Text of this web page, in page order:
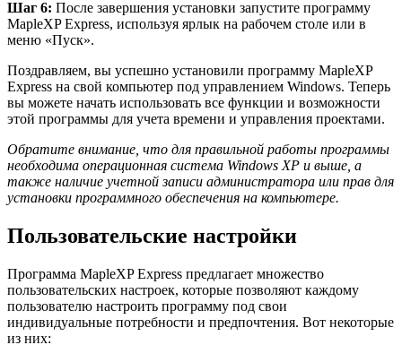
Шаг 6: После завершения установки запустите программу
MapleXP Express, используя ярлык на рабочем столе или в
меню «Пуск».
Поздравляем, вы успешно установили программу MapleXP
Express на свой компьютер под управлением Windows. Теперь
вы можете начать использовать все функции и возможности
этой программы для учета времени и управления проектами.
Обратите внимание, что для правильной работы программы
необходима операционная система Windows XP и выше, а
также наличие учетной записи администратора или прав для
установки программного обеспечения на компьютере.
Пользовательские настройки
Программа MapleXP Express предлагает множество
пользовательских настроек, которые позволяют каждому
пользователю настроить программу под свои
индивидуальные потребности и предпочтения. Вот некоторые
из них: